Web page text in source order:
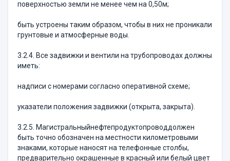
поверхностью земли не менее чем на 0,50м;
быть устроены таким образом, чтобы в них не проникали
грунтовые и атмосферные воды.
3.2.4. Все задвижки и вентили на трубопроводах должны
иметь:
надписи с номерами согласно оперативной схеме;
указатели положения задвижки (открыта, закрыта).
3.2.5. Магистральныйнефтепродуктопроводдолжен
быть точно обозначен на местности километровыми
знаками, которые наносят на телефонные столбы,
предварительно окрашенные в красный или белый цвет